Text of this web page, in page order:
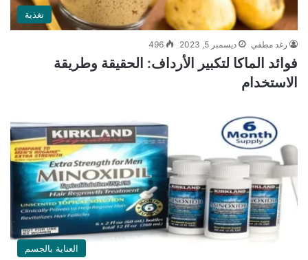
تغذية
رغد مطفي ديسمبر 5, 2023 496
فوائد الماكا لتكبير الأرداف: الحقيقة وطريقة
الاستخدام
العناية بالجسم